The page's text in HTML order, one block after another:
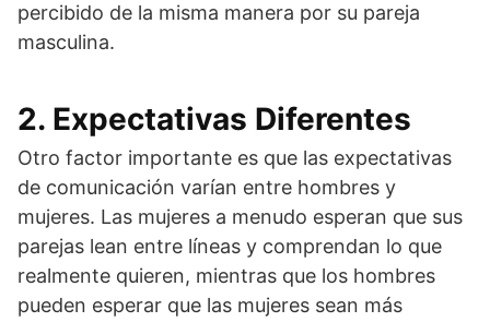
percibido de la misma manera por su pareja
masculina.
2. Expectativas Diferentes
Otro factor importante es que las expectativas
de comunicación varían entre hombres y
mujeres. Las mujeres a menudo esperan que sus
parejas lean entre líneas y comprendan lo que
realmente quieren, mientras que los hombres
pueden esperar que las mujeres sean más